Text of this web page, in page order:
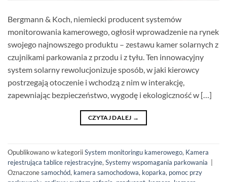
Bergmann & Koch, niemiecki producent systemów
monitorowania kamerowego, ogłosił wprowadzenie na rynek
swojego najnowszego produktu – zestawu kamer solarnych z
czujnikami parkowania z przodu i z tyłu. Ten innowacyjny
system solarny rewolucjonizuje sposób, w jaki kierowcy
postrzegają otoczenie i wchodzą z nim w interakcję,
zapewniając bezpieczeństwo, wygodę i ekologiczność w […]
CZYTAJ DALEJ →
Opublikowano w kategoriiSystem monitoringu kamerowego, Kamera
rejestrująca tablice rejestracyjne, Systemy wspomagania parkowania
Oznaczonesamochód, kamera samochodowa, koparka, pomoc przy